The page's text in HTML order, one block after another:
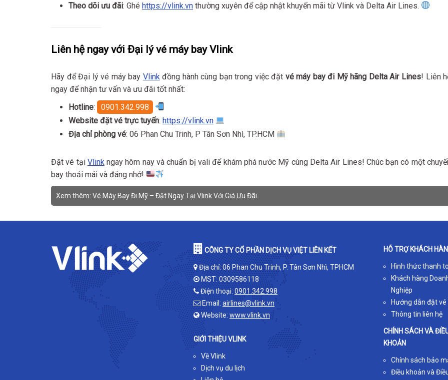
Theo dõi ưu đãi: Ghé https://vlink.vn thường xuyên để cập nhật khuyến mãi từ Vlink và Delta Air Lines.
Liên hệ ngay với Đại lý vé máy bay Vlink
Hãy để Đại lý vé máy bay Vlink đồng hành cùng bạn trong việc đặt vé máy bay đi Mỹ hãng Delta Air Lines! Liên
ngay để nhận tư vấn và ưu đãi tốt nhất:
Hotline:
0901.342.998
Website đặt vé trực tuyến: https://vlink.vn
Địa chỉ phòng vé: 06 Phan Chu Trinh, P Tân Sơn Nhì, TP.HCM
Đặt vé tại Vlink ngay hôm nay và chuẩn bị vali để khám phá nước Mỹ cùng Delta Air Lines! Chúc bạn có một
bay thoải mái và đáng nhớ!
Xem thêm: Vé Máy Bay Đi Mỹ – Đặt Ngay Tại Vlink Với Giá Ưu Đãi
CÔNG TY CỔ PHẦN DỊCH VỤ VIỆT LIÊN KẾT
Địa chỉ: 06 Phan Chu Trinh, P. Tân Sơn Nhì, TPHCM
MST: 0309586118
Điện thoại: 0901.342.998
Email: airlines@vlink.vn
Website: www.vlink.vn
GIỚI THIỆU VLINK
Về Vlink
Dịch vụ du lịch
HỖ TRỢ KHÁCH
Hình thức thanh
Khách hàng
Nghiệp
Hướng dẫn đặt vé
Thông tin liên hệ
CHÍNH SÁCH VÀ
KHOẢN
Chính sách bảo
Điều khoản và